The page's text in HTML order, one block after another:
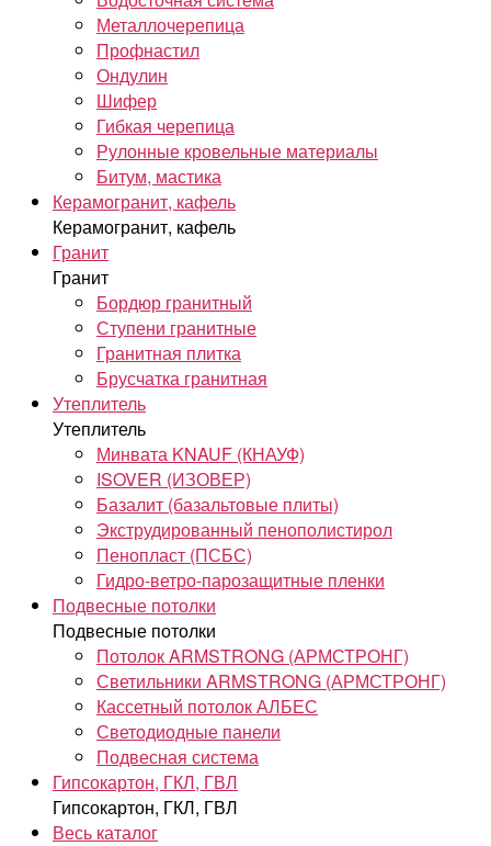
Металлочерепица
Профнастил
Ондулин
Шифер
Гибкая черепица
Рулонные кровельные материалы
Битум, мастика
Керамогранит, кафель
Керамогранит, кафель
Гранит
Гранит
Бордюр гранитный
Ступени гранитные
Гранитная плитка
Брусчатка гранитная
Утеплитель
Утеплитель
Минвата KNAUF (КНАУФ)
ISOVER (ИЗОВЕР)
Базалит (базальтовые плиты)
Экструдированный пенополистирол
Пенопласт (ПСБС)
Гидро-ветро-парозащитные пленки
Подвесные потолки
Подвесные потолки
Потолок ARMSTRONG (АРМСТРОНГ)
Светильники ARMSTRONG (АРМСТРОНГ)
Кассетный потолок АЛБЕС
Светодиодные панели
Подвесная система
Гипсокартон, ГКЛ, ГВЛ
Гипсокартон, ГКЛ, ГВЛ
Весь каталог